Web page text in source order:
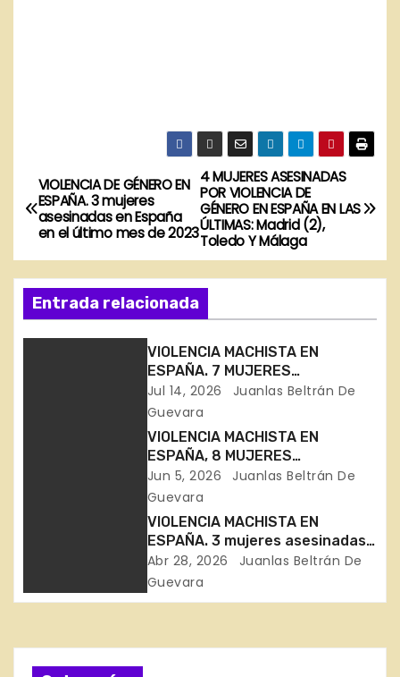
N
a
v
e
g
e
4 MUJERES ASESINADAS
POR VIOLENCIA DE
GÉNERO EN ESPAÑA EN LAS
ÚLTIMAS: Madrid (2),
Toledo Y Málaga
VIOLENCIA DE GÉNERO EN
ESPAÑA. 3 mujeres
asesinadas en España
en el último mes de 2023
Entrada relacionada
VIOLENCIA MACHISTA EN
ESPAÑA. 7 MUJERES
ASESINADAS EN 11 DÍAS
Jul 14, 2026
Juanlas Beltrán De
Guevara
VIOLENCIA MACHISTA EN
ESPAÑA, 8 MUJERES
ASESINADAS EN 30 DÍAS
Jun 5, 2026
Juanlas Beltrán De
Guevara
VIOLENCIA MACHISTA EN
ESPAÑA. 3 mujeres asesinadas
en Bizkaia, Córdoba y Toledo
Abr 28, 2026
Juanlas Beltrán De
Guevara